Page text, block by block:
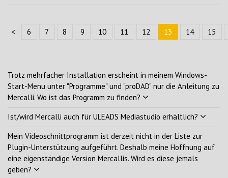
< 6 7 8 9 10 11 12 13 14 15
Trotz mehrfacher Installation erscheint in meinem Windows-
Start-Menu unter "Programme" und "proDAD" nur die Anleitung zu
Mercalli. Wo ist das Programm zu finden?
Ist/wird Mercalli auch für ULEADS Mediastudio erhältlich?
Mein Videoschnittprogramm ist derzeit nicht in der Liste zur
Plugin-Unterstützung aufgeführt. Deshalb meine Hoffnung auf
eine eigenständige Version Mercallis. Wird es diese jemals
geben?